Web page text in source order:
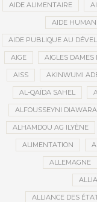
AIDE ALIMENTAIRE
AIDE
AIDE PUBLIQUE AU
AIGE AIGLES DAMES
AISS AKINWUMI
AL-QAÏDA SAHEL
ALFOUSSEYNI DIAWARA
ALHAMDOU AG ILYÈNE
ALIMENTATION
ALLEMAGNE
ALLIANCE DES